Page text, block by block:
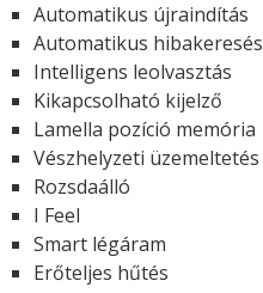
Automatikus újraindítás
Automatikus hibakeresés
Intelligens leolvasztás
Kikapcsolható kijelző
Lamella pozíció memória
Vészhelyzeti üzemeltetés
Rozsdaálló
I Feel
Smart légáram
Erőteljes hűtés